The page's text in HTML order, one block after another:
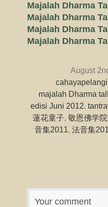
Majalah Dharma
Majalah Dharma
Majalah Dharma
Majalah Dharma
August
cahayapelangi
majalah Dharma
edisi Juni 2012,
蓮花童子, 敬恩佛学院
音集2011, 法音集
Your comment